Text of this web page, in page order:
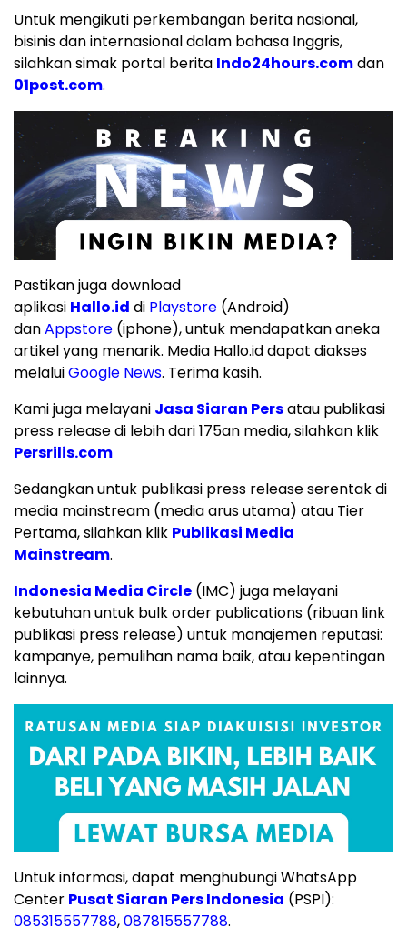
Untuk mengikuti perkembangan berita nasional,
bisinis dan internasional dalam bahasa Inggris,
silahkan simak portal berita Indo24hours.comdan
01post.com.
Pastikan juga download
aplikasi Hallo.id di Playstore (Android)
danAppstore (iphone), untuk mendapatkan aneka
artikel yang menarik. Media Hallo.id dapat diakses
melaluiGoogle News. Terima kasih.
Kami juga melayani Jasa Siaran Persatau publikasi
press release di lebih dari 175an media, silahkan klik
Persrilis.com
Sedangkan untuk publikasi press release serentak di
media mainstream (media arus utama) atau Tier
Pertama, silahkan klik Publikasi Media
Mainstream.
Indonesia Media Circle (IMC) juga melayani
kebutuhan untuk bulk order publications (ribuan link
publikasi press release) untuk manajemen reputasi:
kampanye, pemulihan nama baik, atau kepentingan
lainnya.
Untuk informasi, dapat menghubungi WhatsApp
Center Pusat Siaran Pers Indonesia (PSPI):
085315557788,087815557788.